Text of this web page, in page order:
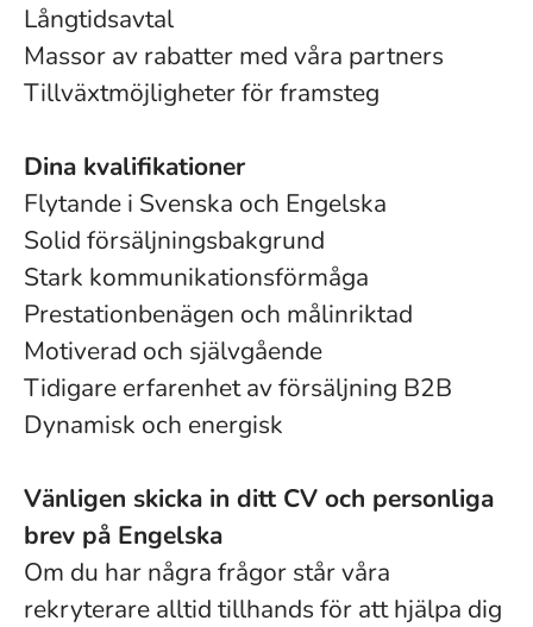
Långtidsavtal
Massor av rabatter med våra partners
Tillväxtmöjligheter för framsteg
Dina kvalifikationer
Flytande i Svenska och Engelska
Solid försäljningsbakgrund
Stark kommunikationsförmåga
Prestationbenägen och målinriktad
Motiverad och självgående
Tidigare erfarenhet av försäljning B2B
Dynamisk och energisk
Vänligen skicka in ditt CV och personliga
brev på Engelska
Om du har några frågor står våra
rekryterare alltid tillhands för att hjälpa dig